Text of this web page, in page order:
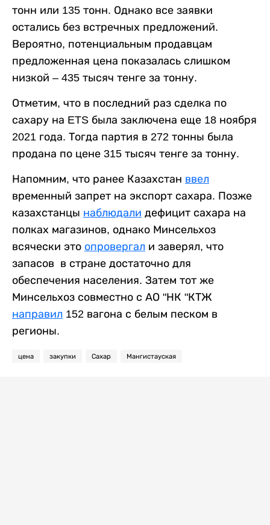
тонн или 135 тонн. Однако все заявки
остались без встречных предложений.
Вероятно, потенциальным продавцам
предложенная цена показалась слишком
низкой – 435 тысяч тенге за тонну.
Отметим, что в последний раз сделка по
сахару на ETS была заключена еще 18 ноября
2021 года. Тогда партия в 272 тонны была
продана по цене 315 тысяч тенге за тонну.
Напомним, что ранее Казахстан ввел
временный запрет на экспорт сахара. Позже
казахстанцы наблюдали дефицит сахара на
полках магазинов, однако Минсельхоз
всячески это опровергал и заверял, что
запасов в стране достаточно для
обеспечения населения. Затем тот же
Минсельхоз совместно с АО "НК "КТЖ
направил 152 вагона с белым песком в
регионы.
цена закупки Сахар Мангистауская